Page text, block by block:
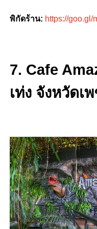
พิกัดร้าน: https://
7. Cafe
เท่ง จังหวัดเ